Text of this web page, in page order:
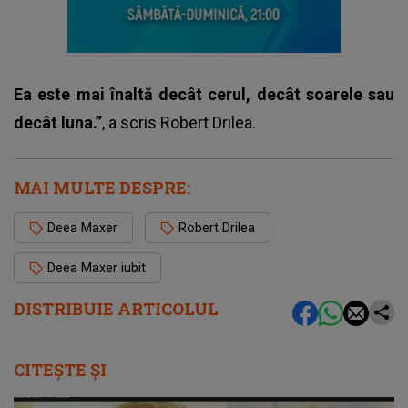
DISTRIBUIE ARTICOLUL
Ea este mai înaltă decât cerul, decât soarele sau
decât luna.”, a scris Robert Drilea.
MAI MULTE DESPRE:
Deea Maxer Robert Drilea
Deea Maxer iubit
CITEȘTE ȘI